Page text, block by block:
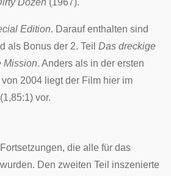
Dozen (1967).
Edition. Darauf enthalten sind
als Bonus der 2. Teil Das dreckige
Mission. Anders als in der ersten
2004 liegt der Film hier im
vor.
die alle für das
Den zweiten Teil inszenierte